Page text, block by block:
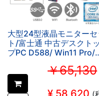
大型24型液晶モニターセ
ト/富士通 中古デスクトッ
プPC D588/ Win11 Pro/
第8世
代/WIFI/Bluetooth/DVD/
SSD【整備済み品】
￥65,130
¥ 58,620 (